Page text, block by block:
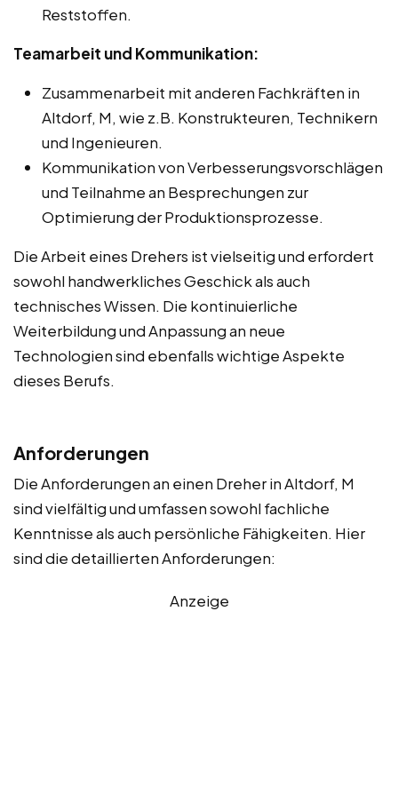
Reststoffen.
Teamarbeit und Kommunikation:
Zusammenarbeit mit anderen Fachkräften in
Altdorf, M, wie z.B. Konstrukteuren, Technikern
und Ingenieuren.
Kommunikation von Verbesserungsvorschlägen
und Teilnahme an Besprechungen zur
Optimierung der Produktionsprozesse.
Die Arbeit eines Drehers ist vielseitig und erfordert
sowohl handwerkliches Geschick als auch
technisches Wissen. Die kontinuierliche
Weiterbildung und Anpassung an neue
Technologien sind ebenfalls wichtige Aspekte
dieses Berufs.
Anforderungen
Die Anforderungen an einen Dreher in Altdorf, M
sind vielfältig und umfassen sowohl fachliche
Kenntnisse als auch persönliche Fähigkeiten. Hier
sind die detaillierten Anforderungen:
Anzeige